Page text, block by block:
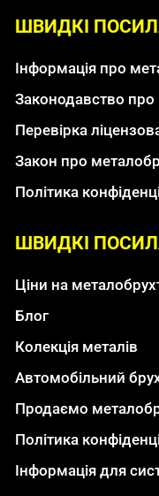
ШВИДКІ
Інформація про
Законодавство про
Перевірка
Закон про
Політика
ШВИДКІ
Ціни на
Блог
Колекція металів
Автомобільний
Продаємо
Політика
Інформація для